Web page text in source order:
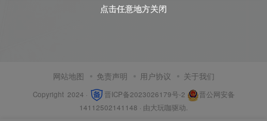
网站地图 免责声明 用户协议 关于我们
Copyright 2024 · 晋ICP备2023026179号-2
晋公网安备
14112502141148 · 由大玩咖驱动.
点击任意地方关闭
点击任意地方关闭